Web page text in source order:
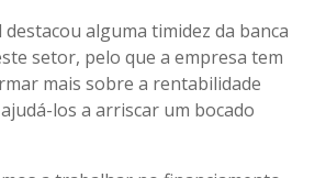
destacou alguma timidez da banca
setor, pelo que a empresa tem
mais sobre a rentabilidade
los a arriscar um bocado